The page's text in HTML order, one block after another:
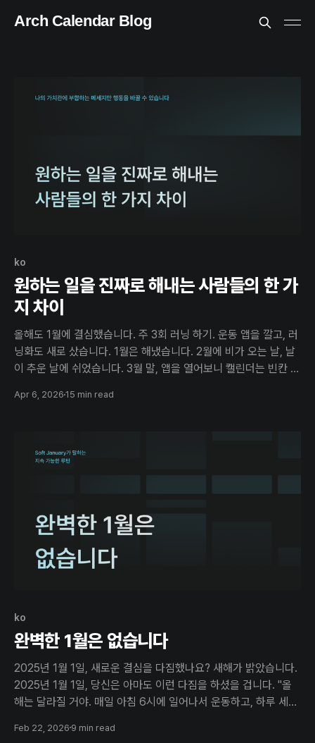
Arch Calendar Blog
ko
원하는 일을 진짜로 해내는 사람들의 한 가
지 차이
올해도 1월에 결심했습니다. 주 3회 러닝 하기. 운동 앱을 깔고, 러
닝화도 새로 샀습니다. 1월은 해냈습니다. 2월에 비가 오는 날, 날
이 추운 날에 쉬었습니다. 3월 말, 앱을 열어보니 캘린더는 빈칸 투
그런데 돌이켜보면 이유는 매번 달랐어도 결과는 늘 같았습니다.
Apr 6, 2026 15 min read
ko
완벽한 1월은 없습니다
2025년 1월 1일, 새로운 결심을 다짐했나요? 새해가 밝았습니다.
2025년 1월 1일, 당신은 아마도 이런 다짐을 하셨을 겁니다. "올
해는 달라질 거야. 매일 아침 6시에 일어나서 운동하고, 하루 세끼
취미도 시작하고..." 거창한 계획표를 만들었습니다. 다이어리 첫
Feb 22, 2026 9 min read